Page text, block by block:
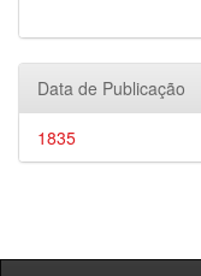
Data de Publicação
1835